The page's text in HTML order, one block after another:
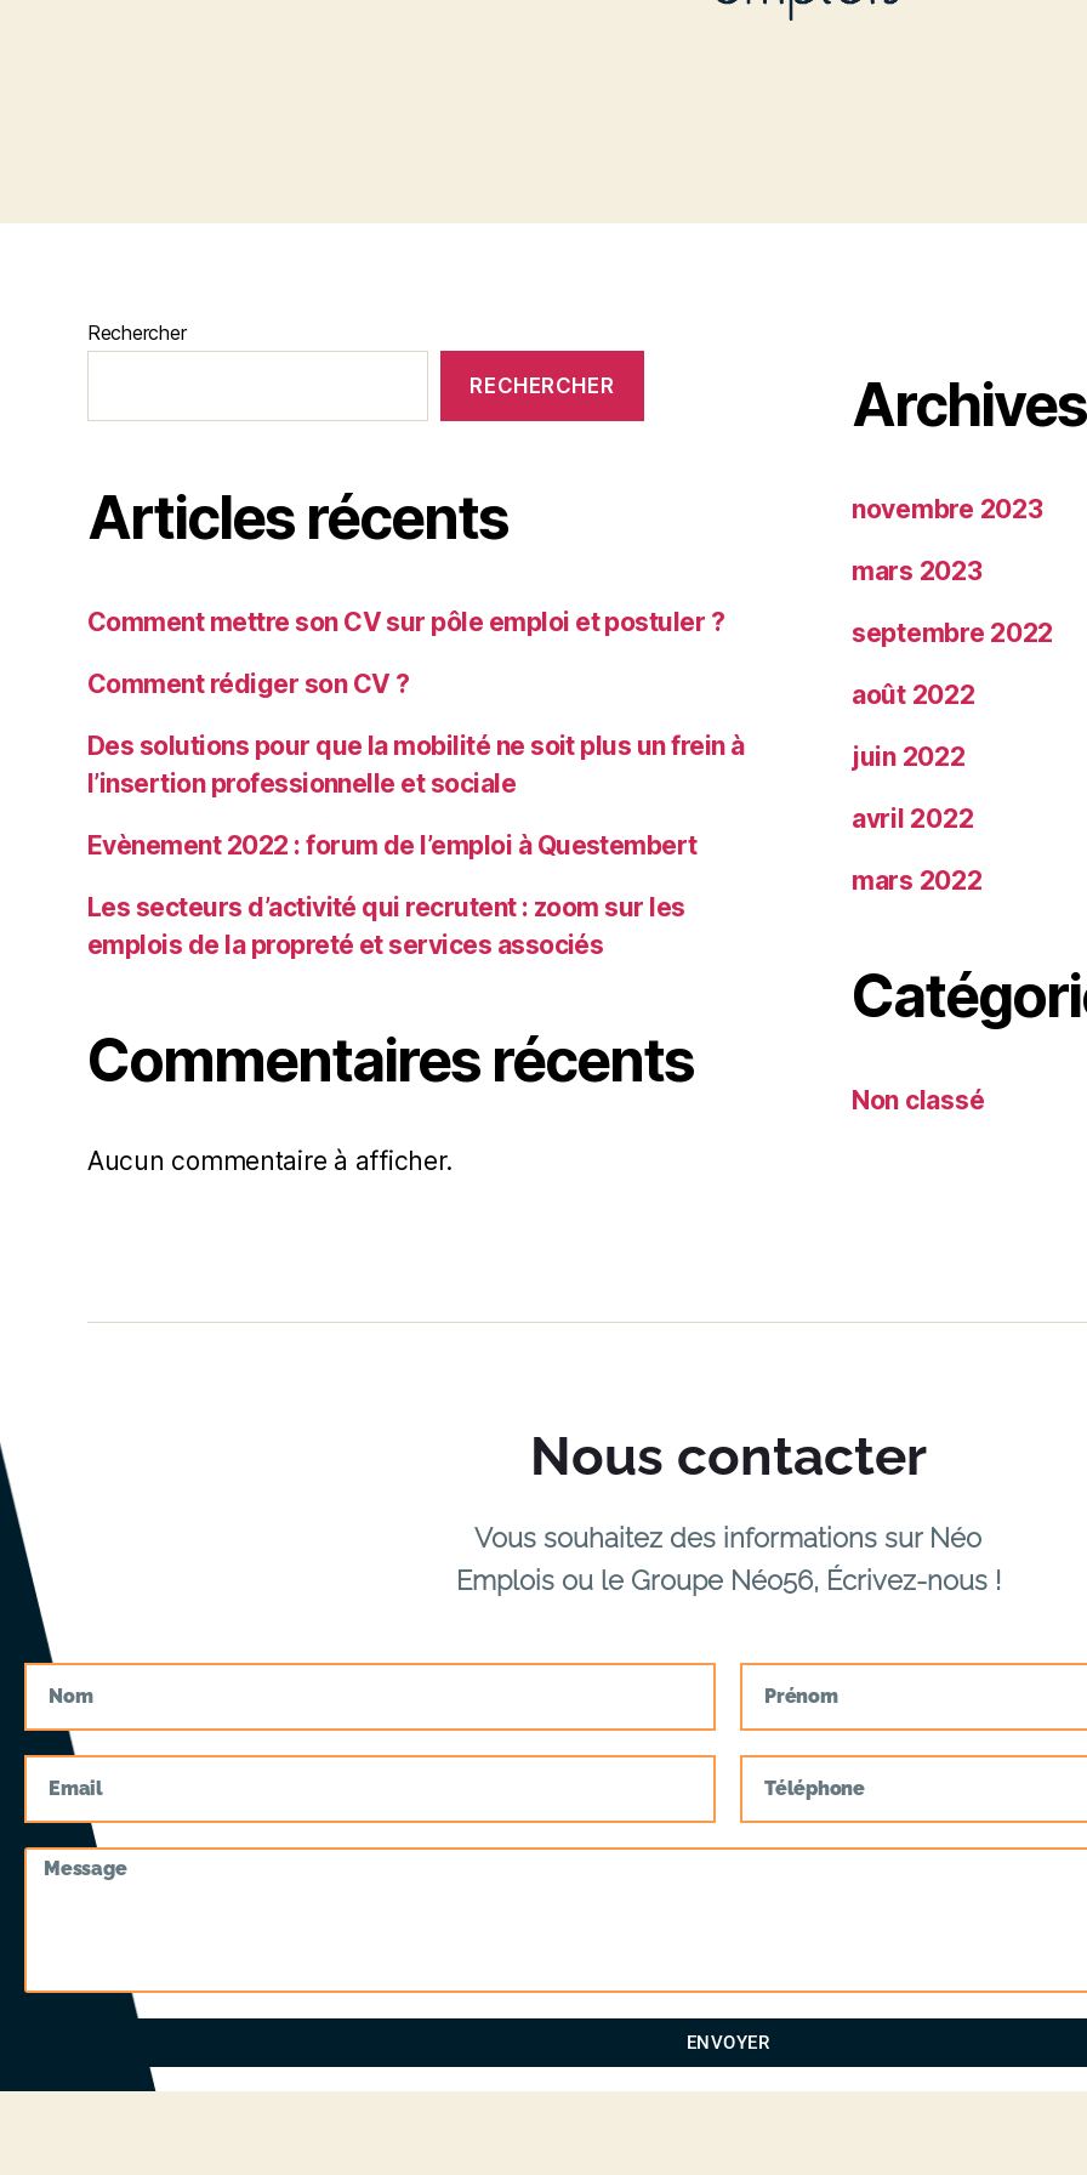
Rechercher
RECHERCHER
Articles récents
Comment mettre son CV sur pôle emploi et postuler ?
Comment rédiger son CV ?
Des solutions pour que la mobilité ne soit plus un frein à
l’insertion professionnelle et sociale
Evènement 2022 : forum de l’emploi à Questembert
Les secteurs d’activité qui recrutent : zoom sur les
emplois de la propreté et services associés
Commentaires récents
Aucun commentaire à afficher.
Archives
novembre 2023
mars 2023
septembre 2022
août 2022
juin 2022
avril 2022
mars 2022
Non classé
Nous contacter
Vous souhaitez des informations sur Néo
Emplois ou le Groupe Néo56, Écrivez-nous !
ENVOYER